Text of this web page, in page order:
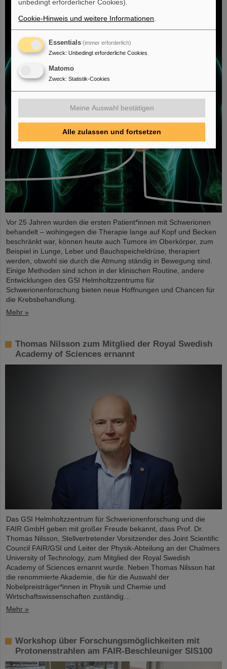
Vor 25 Jahren wurden die ersten Patient*innen mit Schwerionen
behandelt – wohingegen die Therapie lange auf Kopf und Becken
beschränkt war, können heute auch Tumore im Oberkörper, zum
Beispiel in Lunge, Leber und Bauchspeicheldrüse, therapiert
werden, obwohl sie durch die Atmung ständig in Bewegung sind.
Einige Methoden sind schon in der klinischen Routine, andere
Entwicklungen des GSI Helmholtzzentrums für
Schwerionenforschung bieten neue Hoffnungen und Chancen für
die Krebsbehandlung.
Mehr »
Thomas Nilsson zum Mitglied der Royal Swedish
Academy of Sciences ernannt
Das GSI Helmholtzzentrum für Schwerionenforschung und die
FAIR GmbH geben mit großer Freude bekannt, dass Prof. Dr.
Thomas Nilsson, Stellvertretender Vorsitzender des Joint Scientific
Council FAIR/GSI und Leiter der Physik-Abteilung an der Chalmers
University of Technology, zum Mitglied der Royal Swedish
Academy of Sciences ernannt wurde. Neben Thomas Nilsson hat
die renommierte Akademie, die für die Auswahl der
Nobelpreisträger*innen in Physik und Chemie und
Wirtschaftswissenschaften zuständig…
Mehr »
Workshop über Forschungsmöglichkeiten mit
Protonenstrahlen am FAIR-Beschleuniger SIS100
unbedingt erforderlicher Cookies).
Cookie-Hinweis und weitere Informationen
Essentials (immer erforderlich)
Zweck: Unbedingt erforderliche Cookies
Matomo
Zweck: Statistik-Cookies
Meine Auswahl bestätigen
Alle zulassen und fortsetzen